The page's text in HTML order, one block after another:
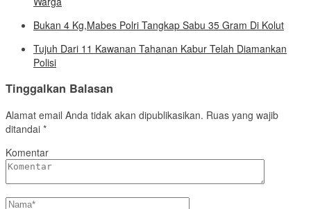
Bukan 4 Kg,Mabes Polri Tangkap Sabu 35 Gram Di Kolut
Tujuh Dari 11 Kawanan Tahanan Kabur Telah Diamankan
Polisi
Tinggalkan Balasan
Alamat email Anda tidak akan dipublikasikan. Ruas yang wajib
ditandai *
Komentar